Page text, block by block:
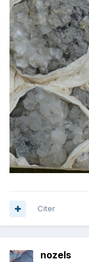
Citer
nozels